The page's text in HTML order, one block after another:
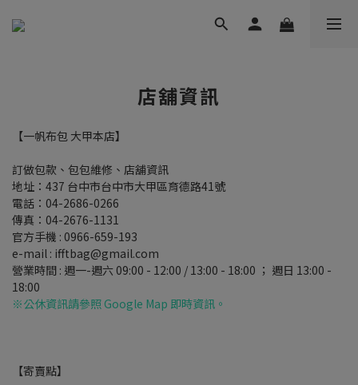
店舖資訊
【一帆布包 大甲本店】
訂做包款、包包維修、店舖資訊
地址： 437 台中市台中市大甲區育德路41號
電話： 04-2686-0266
傳真： 04-2676-1131
官方手機 : 0966-659-193
e-mail : ifftbag@gmail.com
營業時間 : 週一-週六 09:00 - 12:00 / 13:00 - 18:00 ； 週日 13:00 -
18:00
※公休資訊請參照 Google Map 即時資訊。
【寄賣點】